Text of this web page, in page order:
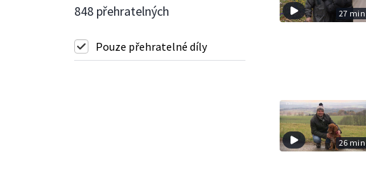
848 přehratelných
Pouze přehratelné díly
27 min
26 min